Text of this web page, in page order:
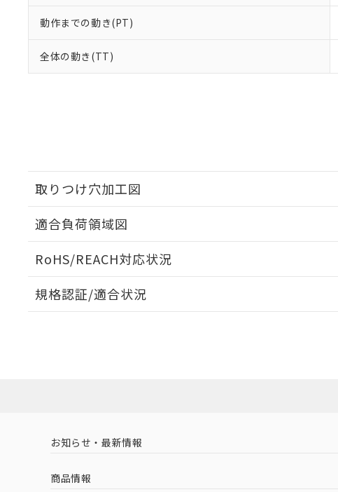
動作までの動き(PT)
全体の動き(TT)
取りつけ穴加工図
適合負荷領域図
RoHS/REACH対応状況
EU RoHS 注意事項・凡例
中国 RoHS 注意事項・凡例
規格認証/適合状況
お知らせ・最新情報
商品情報